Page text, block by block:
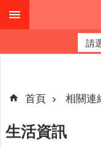
跳到主要內容區塊
階
公
首頁 相關連
生活資訊